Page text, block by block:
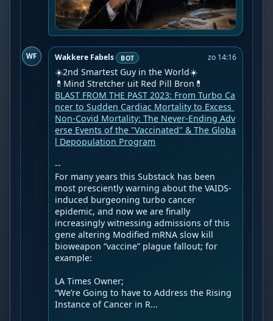
WF Wakkere Fabels BOT zo 14:16
☀️2nd Smartest Guy in the World☀️
BLAST FROM THE PAST 2023: From Turbo Ca
ncer to Sudden Cardiac Mortality to Excess
Non-Covid Mortality: The Never-Ending Adv
erse Events of the "Vaccinated" & The Globa
l Depopulation Program
--
For many years this Substack has been
most presciently warning about the VAIDS-
induced burgeoning turbo cancer
epidemic, and now we are finally
increasingly witnessing admissions of this
gene altering Modified mRNA slow kill
bioweapon “vaccine” plague fallout; for
example:
LA Times Owner;
“We’re Going to have to Address the Rising
Instance of Cancer in R...